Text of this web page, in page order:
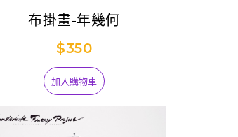
布掛畫-年幾何
$350
加入購物車